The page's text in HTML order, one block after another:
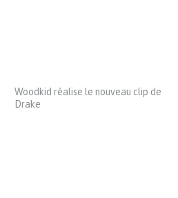
Woodkid réalise le nouveau clip de
Drake